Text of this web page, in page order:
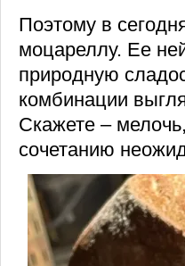
Поэтому в
моцареллу. Ее
природную
комбинации
Скажете –
сочетанию